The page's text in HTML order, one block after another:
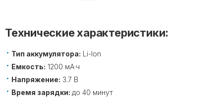
Технические характеристики:
Тип аккумулятора: Li-Ion
Емкость: 1200 мА·ч
Напряжение: 3.7 В
Время зарядки: до 40 минут